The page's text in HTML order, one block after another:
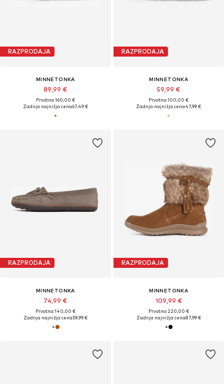
RAZPRODAJA
MINNETONKA
89,99 €
Prvotno: 160,00 €
Zadnja najnižja cena67,49 €
RAZPRODAJA
MINNETONKA
59,99 €
Prvotno: 100,00 €
Zadnja najnižja cena47,99 €
RAZPRODAJA
MINNETONKA
74,99 €
Prvotno: 140,00 €
Zadnja najnižja cena59,99 €
RAZPRODAJA
MINNETONKA
109,99 €
Prvotno: 220,00 €
Zadnja najnižja cena87,99 €